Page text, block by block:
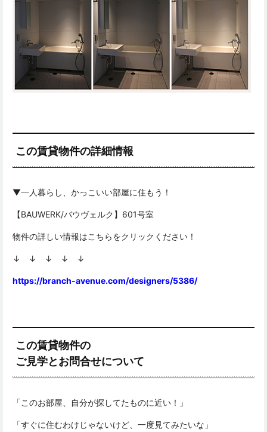
この賃貸物件の詳細情報
▼一人暮らし、かっこいい部屋に住もう！
【BAUWERK/バウヴェルク】601号室
物件の詳しい情報はこちらをクリックください！
↓ ↓ ↓ ↓ ↓
https://branch-avenue.com/designers/5386/
この賃貸物件の
ご見学とお問合せについて
「このお部屋、自分が探してたものに近い！」
「すぐに住むわけじゃないけど、一度見てみたいな」